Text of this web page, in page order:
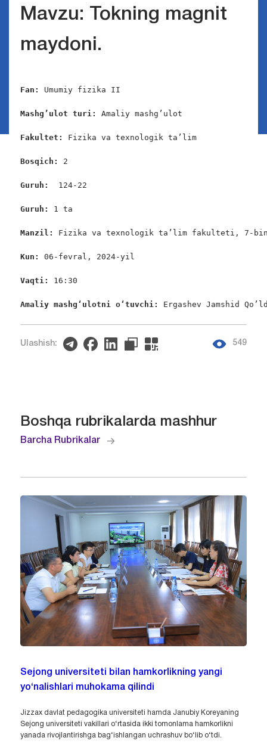
Mavzu: Tokning magnit
maydoni.
Fan: Umumiy fizika II
Mashg’ulot turi: Amaliy mashg’ulot
Fakultet: Fizika va texnologik ta’lim
Bosqich: 2
Guruh: 124-22
Guruh: 1 ta
Manzil: Fizika va texnologik ta’lim fakulteti, 7-
Kun: 06-fevral, 2024-yil
Vaqti: 16:30
Amaliy mashgʻulotni oʻtuvchi: Ergashev Jamshid
Ulashish: 549
Boshqa rubrikalarda mashhur
Barcha Rubrikalar
Sejong universiteti bilan hamkorlikning yangi
yo‘nalishlari muhokama qilindi
Jizzax davlat pedagogika universiteti hamda Janubiy Koreyaning
Sejong universiteti vakillari o‘rtasida ikki tomonlama hamkorlikni
yanada rivojlantirishga bag‘ishlangan uchrashuv bo‘lib o‘tdi.